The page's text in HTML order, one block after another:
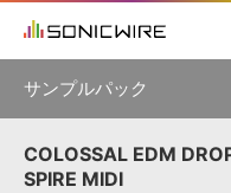
ソフト音源 »
初音ミク NT 鏡音リン・
KAITO V3
サンプルパック
製品一覧
COLOSSAL EDM
SPIRE MIDI